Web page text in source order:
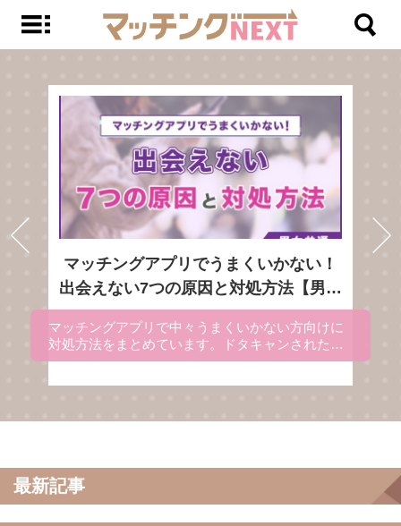
かない！
方法【男女
ない方向けに
ャンされた時
処方法も記載
すぐ会えるマッチングア
選！出会ったその日に
すぐに会えるマッチングアプリ
でご紹介しています。アプリご
出会える理由を解説にしている
最新記事